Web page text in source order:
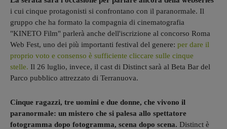
i cui cinque protagonisti si confrontano con il paranormale. Il
gruppo che ha formato la compagnia di cinematografia
"KINETO Film" parlerà anche dell'iscrizione al concorso Roma
Web Fest, uno dei più importanti festival del genere: per dare il
proprio voto e consenso è sufficiente cliccare sulle cinque
stelle. Il 26 luglio, invece, il cast di Distinct sarà al Beta Bar del
Parco pubblico attrezzato di Terranuova.
Cinque ragazzi, tre uomini e due donne, che vivono il
paranormale: un mistero che si palesa allo spettatore
fotogramma dopo fotogramma, scena dopo scena. Distinct è